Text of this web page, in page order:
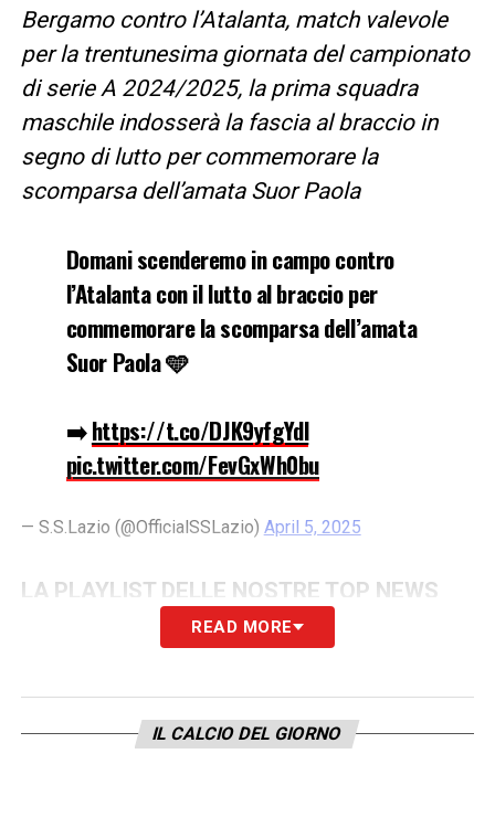
Bergamo contro l’Atalanta, match valevole
per la trentunesima giornata del campionato
di serie A 2024/2025, la prima squadra
maschile indosserà la fascia al braccio in
segno di lutto per commemorare la
scomparsa dell’amata Suor Paola
Domani scenderemo in campo contro
l’Atalanta con il lutto al braccio per
commemorare la scomparsa dell’amata
Suor Paola 🩵
➡️https://t.co/DJK9yfgYdl
pic.twitter.com/FevGxWh0bu
— S.S.Lazio (@OfficialSSLazio) April 5, 2025
LA PLAYLIST DELLE NOSTRE TOP NEWS
READ MORE
IL CALCIO DEL GIORNO